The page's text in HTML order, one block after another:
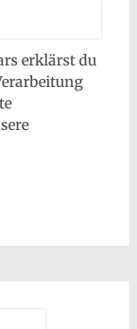
erklärst du